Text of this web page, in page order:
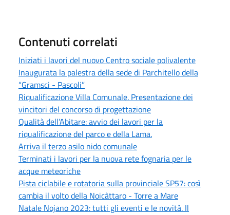
Contenuti correlati
Iniziati i lavori del nuovo Centro sociale polivalente
Inaugurata la palestra della sede di Parchitello della
“Gramsci - Pascoli”
Riqualificazione Villa Comunale. Presentazione dei
vincitori del concorso di progettazione
Qualità dell’Abitare: avvio dei lavori per la
riqualificazione del parco e della Lama.
Arriva il terzo asilo nido comunale
Terminati i lavori per la nuova rete fognaria per le
acque meteoriche
Pista ciclabile e rotatoria sulla provinciale SP57: così
cambia il volto della Noicàttaro - Torre a Mare
Natale Nojano 2023: tutti gli eventi e le novità. Il